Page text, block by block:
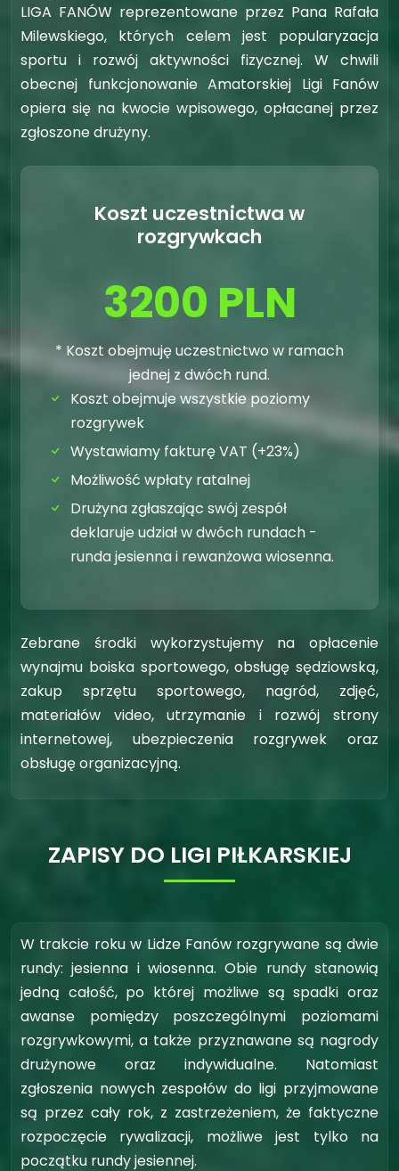
LIGA FANÓW reprezentowane przez Pana Rafała
Milewskiego, których celem jest popularyzacja
sportu i rozwój aktywności fizycznej. W chwili
obecnej funkcjonowanie Amatorskiej Ligi Fanów
opiera się na kwocie wpisowego, opłacanej przez
zgłoszone drużyny.
Koszt uczestnictwa w
rozgrywkach
3200 PLN
* Koszt obejmuję uczestnictwo w ramach
jednej z dwóch rund.
Koszt obejmuje wszystkie poziomy
rozgrywek
Wystawiamy fakturę VAT (+23%)
Możliwość wpłaty ratalnej
Drużyna zgłaszając swój zespół
deklaruje udział w dwóch rundach -
runda jesienna i rewanżowa wiosenna.
Zebrane środki wykorzystujemy na opłacenie
wynajmu boiska sportowego, obsługę sędziowską,
zakup sprzętu sportowego, nagród, zdjęć,
materiałów video, utrzymanie i rozwój strony
internetowej, ubezpieczenia rozgrywek oraz
obsługę organizacyjną.
ZAPISY DO LIGI PIŁKARSKIEJ
W trakcie roku w Lidze Fanów rozgrywane są dwie
rundy: jesienna i wiosenna. Obie rundy stanowią
jedną całość, po której możliwe są spadki oraz
awanse pomiędzy poszczególnymi poziomami
rozgrywkowymi, a także przyznawane są nagrody
drużynowe oraz indywidualne. Natomiast
zgłoszenia nowych zespołów do ligi przyjmowane
są przez cały rok, z zastrzeżeniem, że faktyczne
rozpoczęcie rywalizacji, możliwe jest tylko na
początku rundy jesiennej.